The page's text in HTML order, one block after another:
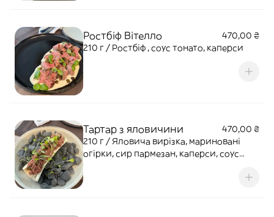
Ростбіф Вітелло
470,00 ₴
210 г / Ростбіф , соус тонато, каперси
Тартар з яловичини
470,00 ₴
210 г / Яловича вирізка, мариновані
огірки, сир пармезан, каперси, соус